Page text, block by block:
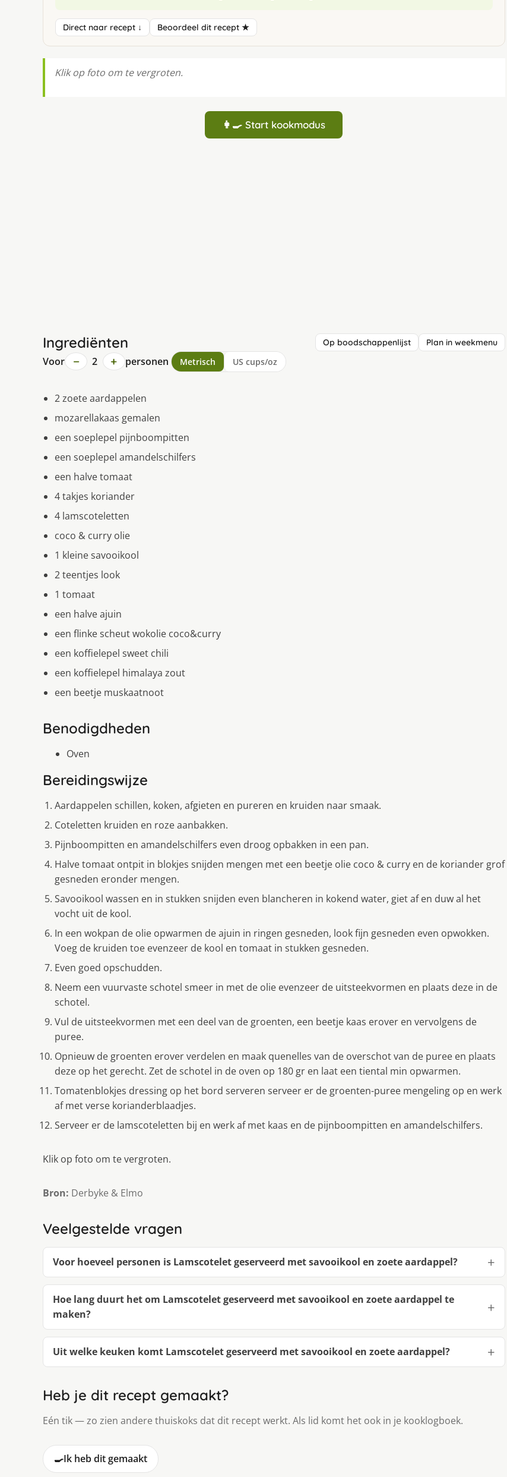
Direct naar recept ↓ Beoordeel dit recept ★
Klik op foto om te vergroten.
👩‍🍳 Start kookmodus
Ingrediënten Op boodschappenlijst Plan in weekmenu
Voor − 2 + personen Metrisch US cups/oz
2 zoete aardappelen
mozarellakaas gemalen
een soeplepel pijnboompitten
een soeplepel amandelschilfers
een halve tomaat
4 takjes koriander
4 lamscoteletten
coco & curry olie
1 kleine savooikool
2 teentjes look
1 tomaat
een halve ajuin
een flinke scheut wokolie coco&curry
een koffielepel sweet chili
een koffielepel himalaya zout
een beetje muskaatnoot
Benodigdheden
Oven
Bereidingswijze
Aardappelen schillen, koken, afgieten en pureren en kruiden naar smaak.
Coteletten kruiden en roze aanbakken.
Pijnboompitten en amandelschilfers even droog opbakken in een pan.
Halve tomaat ontpit in blokjes snijden mengen met een beetje olie coco & curry en de koriander grof
gesneden eronder mengen.
Savooikool wassen en in stukken snijden even blancheren in kokend water, giet af en duw al het
vocht uit de kool.
In een wokpan de olie opwarmen de ajuin in ringen gesneden, look fijn gesneden even opwokken.
Voeg de kruiden toe evenzeer de kool en tomaat in stukken gesneden.
Even goed opschudden.
Neem een vuurvaste schotel smeer in met de olie evenzeer de uitsteekvormen en plaats deze in de
schotel.
Vul de uitsteekvormen met een deel van de groenten, een beetje kaas erover en vervolgens de
puree.
Opnieuw de groenten erover verdelen en maak quenelles van de overschot van de puree en plaats
deze op het gerecht. Zet de schotel in de oven op 180 gr en laat een tiental min opwarmen.
Tomatenblokjes dressing op het bord serveren serveer er de groenten-puree mengeling op en werk
af met verse korianderblaadjes.
Serveer er de lamscoteletten bij en werk af met kaas en de pijnboompitten en amandelschilfers.
Klik op foto om te vergroten.
Bron: Derbyke & Elmo
Veelgestelde vragen
Voor hoeveel personen is Lamscotelet geserveerd met savooikool en zoete aardappel?
Hoe lang duurt het om Lamscotelet geserveerd met savooikool en zoete aardappel te
maken?
Uit welke keuken komt Lamscotelet geserveerd met savooikool en zoete aardappel?
Heb je dit recept gemaakt?
Eén tik — zo zien andere thuiskoks dat dit recept werkt. Als lid komt het ook in je kooklogboek.
🍳Ik heb dit gemaakt